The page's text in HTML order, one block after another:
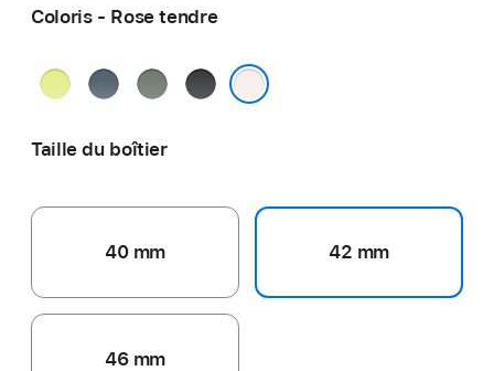
Coloris - Rose tendre
JauneBleu
Gris
Noir
Taille du boîtier
40 mm 42 mm
46 mm